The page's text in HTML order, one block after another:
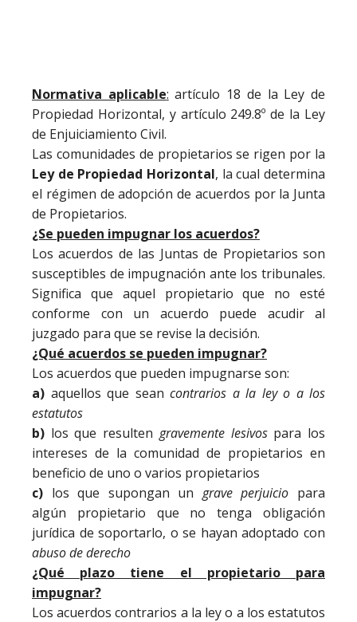
Normativa aplicable: artículo 18 de la Ley de
Propiedad Horizontal, y artículo 249.8º de la Ley
de Enjuiciamiento Civil.
Las comunidades de propietarios se rigen por la
Ley de Propiedad Horizontal, la cual determina
el régimen de adopción de acuerdos por la Junta
de Propietarios.
¿Se pueden impugnar los acuerdos?
Los acuerdos de las Juntas de Propietarios son
susceptibles de impugnación ante los tribunales.
Significa que aquel propietario que no esté
conforme con un acuerdo puede acudir al
juzgado para que se revise la decisión.
¿Qué acuerdos se pueden impugnar?
Los acuerdos que pueden impugnarse son:
a) aquellos que sean contrarios a la ley o a los
estatutos
b) los que resulten gravemente lesivospara los
intereses de la comunidad de propietarios en
beneficio de uno o varios propietarios
c) los que supongan un grave perjuicio para
algún propietario que no tenga obligación
jurídica de soportarlo, o se hayan adoptado con
abuso de derecho
¿Qué plazo tiene el propietario para
impugnar?
Los acuerdos contrarios a la ley o a los estatutos